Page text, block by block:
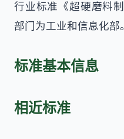
行业标准《超硬磨料
部门为工业和信息化部。
标准基本信息
相近标准